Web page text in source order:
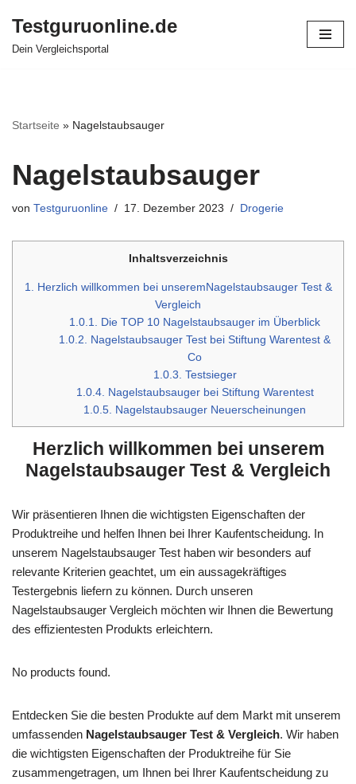
Zum
Testguruonline.de
Dein Vergleichsportal
Startseite » Nagelstaubsauger
Nagelstaubsauger
von Testguruonline 17. Dezember 2023 Drogerie
Inhaltsverzeichnis
1. Herzlich willkommen bei unseremNagelstaubsauger Test &
Vergleich
1.0.1. Die TOP 10 Nagelstaubsauger im Überblick
1.0.2. Nagelstaubsauger Test bei Stiftung Warentest &
Co
1.0.3. Testsieger
1.0.4. Nagelstaubsauger bei Stiftung Warentest
1.0.5. Nagelstaubsauger Neuerscheinungen
Herzlich willkommen bei unserem
Nagelstaubsauger Test & Vergleich
Wir präsentieren Ihnen die wichtigsten Eigenschaften der
Produktreihe und helfen Ihnen bei Ihrer Kaufentscheidung. In
unserem Nagelstaubsauger Test haben wir besonders auf
relevante Kriterien geachtet, um ein aussagekräftiges
Testergebnis liefern zu können. Durch unseren
Nagelstaubsauger Vergleich möchten wir Ihnen die Bewertung
des effizientesten Produkts erleichtern.
No products found.
Entdecken Sie die besten Produkte auf dem Markt mit unserem
umfassenden Nagelstaubsauger Test & Vergleich. Wir haben
die wichtigsten Eigenschaften der Produktreihe für Sie
zusammengetragen, um Ihnen bei Ihrer Kaufentscheidung zu